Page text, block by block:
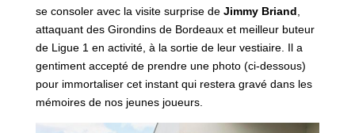
se consoler avec la visite surprise de Jimmy Briand
attaquant des Girondins de Bordeaux et meilleur buteur
de Ligue 1 en activité, à la sortie de leur vestiaire. Il a
gentiment accepté de prendre une photo (ci-dessous)
pour immortaliser cet instant qui restera gravé dans les
mémoires de nos jeunes joueurs.